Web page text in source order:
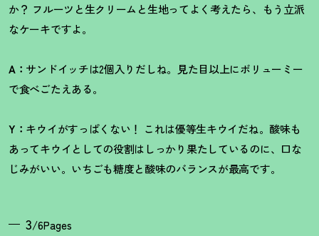
か？ フルーツと生クリームと生地ってよく考えたら、もう立派
なケーキですよ。
A： サンドイッチは2個入りだしね。見た目以上にボリューミー
で食べごたえある。
Y： キウイがすっぱくない ！ これは優等生キウイだね。酸味も
あってキウイとしての役割はしっかり果たしているのに、口な
じみがいい。いちごも糖度と酸味のバランスが最高です。
3/6Pages